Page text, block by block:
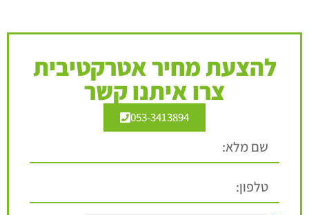
להצעת מחיר אטרקטיבית
צרו איתנו קשר
053-3413894